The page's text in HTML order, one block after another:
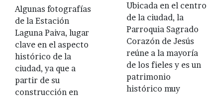
Algunas fotografías
de la Estación
Laguna Paiva, lugar
clave en el aspecto
histórico de la
ciudad, ya que a
partir de su
construcción en
Ubicada en el centro
de la ciudad, la
Parroquia Sagrado
Corazón de Jesús
reúne a la mayoría
de los fieles y es un
patrimonio
histórico muy